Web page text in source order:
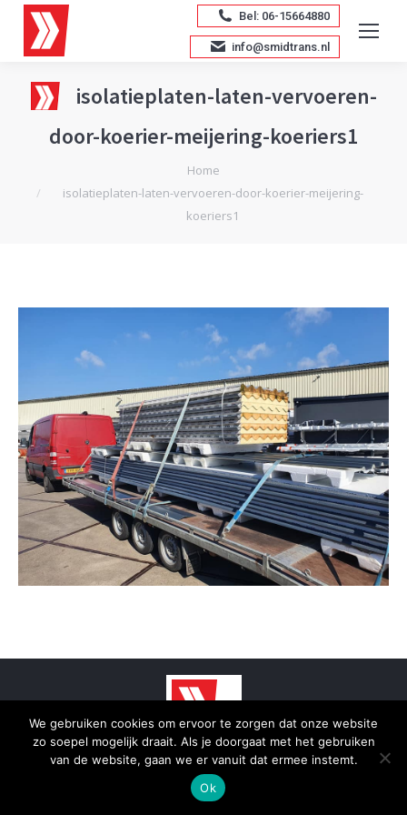
Bel: 06-15664880
info@smidtrans.nl
isolatieplaten-laten-vervoeren-
door-koerier-meijering-koeriers1
Home
isolatieplaten-laten-vervoeren-door-koerier-meijering-
koeriers1
© 2025 - SmidTrans - Koerier Groningen
Bottom menu
We gebruiken cookies om ervoor te zorgen dat onze website
zo soepel mogelijk draait. Als je doorgaat met het gebruiken
van de website, gaan we er vanuit dat ermee instemt.
Ok